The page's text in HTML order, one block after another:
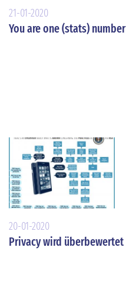
21-01-2020
You are one (stats) number
20-01-2020
Privacy wird überbewertet